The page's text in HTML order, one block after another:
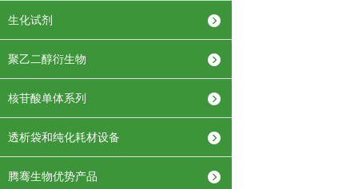
生化试剂
聚乙二醇衍生物
核苷酸单体系列
透析袋和纯化耗材设备
腾骞生物优势产品